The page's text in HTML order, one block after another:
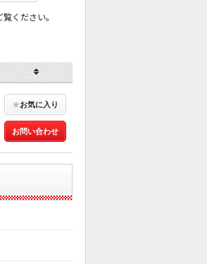
ください。
★お気に入り
お問い合わせ